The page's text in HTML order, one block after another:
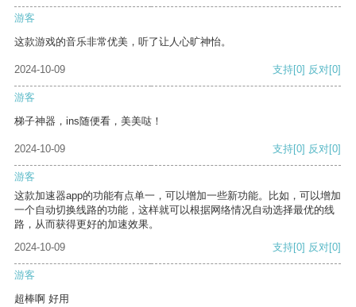
游客
这款游戏的音乐非常优美，听了让人心旷神怡。
2024-10-09 支持[0] 反对[0]
游客
梯子神器，ins随便看，美美哒！
2024-10-09 支持[0] 反对[0]
游客
这款加速器app的功能有点单一，可以增加一些新功能。比如，可以增加
一个自动切换线路的功能，这样就可以根据网络情况自动选择最优的线
路，从而获得更好的加速效果。
2024-10-09
支持[0] 反对[0]
游客
超棒啊 好用